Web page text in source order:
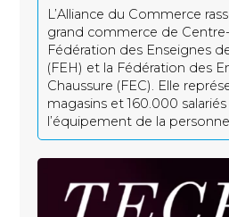
L’Alliance du Commerce
grand commerce de Centre-
Fédération des Enseignes
(FEH) et la Fédération des
Chaussure (FEC). Elle
magasins et 160.000
l’équipement de la